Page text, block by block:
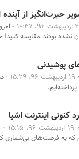
حیرت‌انگیز از آینده
نشده بودند مقایسه
پوشیدنی
-
-
به فرصت‌های بی‌شماری